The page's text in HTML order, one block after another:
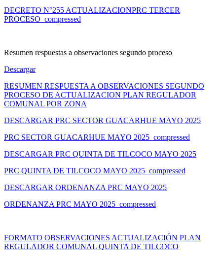
DECRETO N°255 ACTUALIZACIONPRC TERCER
PROCESO_compressed
Resumen respuestas a observaciones segundo proceso
Descargar
RESUMEN RESPUESTA A OBSERVACIONES SEGUNDO
PROCESO DE ACTUALIZACION PLAN REGULADOR
COMUNAL POR ZONA
DESCARGAR PRC SECTOR GUACARHUE MAYO 2025
PRC SECTOR GUACARHUE MAYO 2025_compressed
DESCARGAR PRC QUINTA DE TILCOCO MAYO 2025
PRC QUINTA DE TILCOCO MAYO 2025_compressed
DESCARGAR ORDENANZA PRC MAYO 2025
ORDENANZA PRC MAYO 2025_compressed
FORMATO OBSERVACIONES ACTUALIZACIÓN PLAN
REGULADOR COMUNAL QUINTA DE TILCOCO